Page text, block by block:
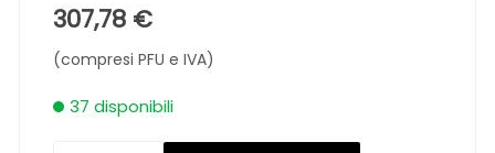
307,78 €
(compresi PFU e IVA)
37 disponibili